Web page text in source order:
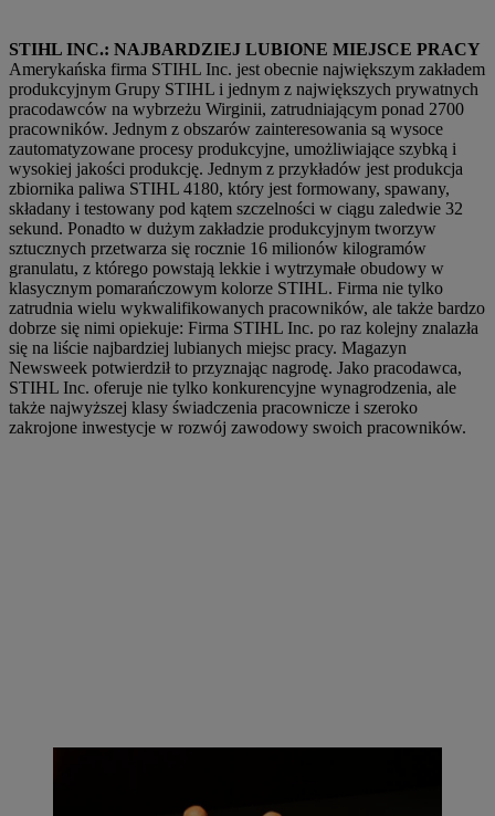
STIHL INC.: NAJBARDZIEJ LUBIONE MIEJSCE PRACY
Amerykańska firma STIHL Inc. jest obecnie największym zakładem
produkcyjnym Grupy STIHL i jednym z największych prywatnych
pracodawców na wybrzeżu Wirginii, zatrudniającym ponad 2700
pracowników. Jednym z obszarów zainteresowania są wysoce
zautomatyzowane procesy produkcyjne, umożliwiające szybką i
wysokiej jakości produkcję. Jednym z przykładów jest produkcja
zbiornika paliwa STIHL 4180, który jest formowany, spawany,
składany i testowany pod kątem szczelności w ciągu zaledwie 32
sekund. Ponadto w dużym zakładzie produkcyjnym tworzyw
sztucznych przetwarza się rocznie 16 milionów kilogramów
granulatu, z którego powstają lekkie i wytrzymałe obudowy w
klasycznym pomarańczowym kolorze STIHL. Firma nie tylko
zatrudnia wielu wykwalifikowanych pracowników, ale także bardzo
dobrze się nimi opiekuje: Firma STIHL Inc. po raz kolejny znalazła
się na liście najbardziej lubianych miejsc pracy. Magazyn
Newsweek potwierdził to przyznając nagrodę. Jako pracodawca,
STIHL Inc. oferuje nie tylko konkurencyjne wynagrodzenia, ale
także najwyższej klasy świadczenia pracownicze i szeroko
zakrojone inwestycje w rozwój zawodowy swoich pracowników.
ozdobioną motywem flagi USA. | Zdjęcie: STIHL